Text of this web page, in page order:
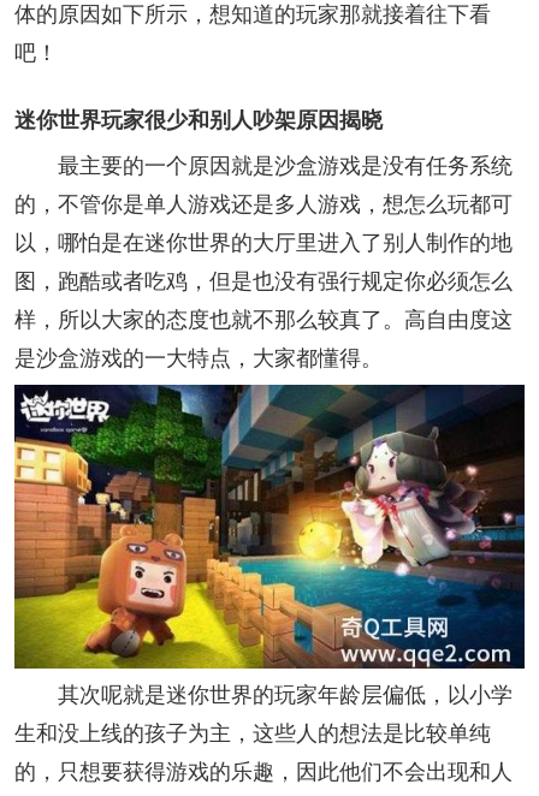
体的原因如下所示，想知道的玩家那就接着往下看
吧！
迷你世界玩家很少和别人吵架原因揭晓
最主要的一个原因就是沙盒游戏是没有任务系统
的，不管你是单人游戏还是多人游戏，想怎么玩都可
以，哪怕是在迷你世界的大厅里进入了别人制作的地
图，跑酷或者吃鸡，但是也没有强行规定你必须怎么
样，所以大家的态度也就不那么较真了。高自由度这
是沙盒游戏的一大特点，大家都懂得。
其次呢就是迷你世界的玩家年龄层偏低，以小学
生和没上线的孩子为主，这些人的想法是比较单纯
的，只想要获得游戏的乐趣，因此他们不会出现和人